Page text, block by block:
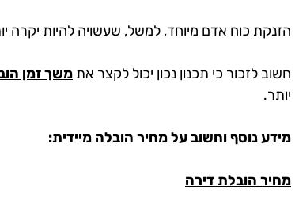
הזנקת כוח אדם מיוחד, למשל, שעשויה להיות יקרה
חשוב לזכור כי תכנון נכון יכול לקצר את משך זמן
יותר.
מידע נוסף וחשוב על מחיר הובלה מיידית:
מחיר הובלת דירה